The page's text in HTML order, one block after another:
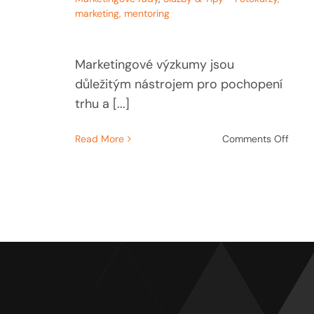
marketing, mentoring
Marketingové výzkumy jsou
důležitým nástrojem pro pochopení
trhu a [...]
Read More Comments Offon